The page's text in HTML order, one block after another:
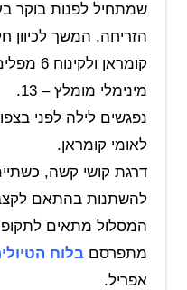
שמתחיל לפנות בוקר
הזריחה, המשך לכיוון
קומראן
מינימלי מומלץ – 13.
נפגשים לילה לפני
לאומי קומראן.
דרגת קושי קשה,
להשתנות בהתאם
המסלול מתאים
מתפרסםבלוח
אפריל.